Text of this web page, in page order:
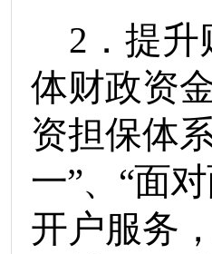
2 ．提
体财政资
资担保体
一”、 “面
开户服务 ，